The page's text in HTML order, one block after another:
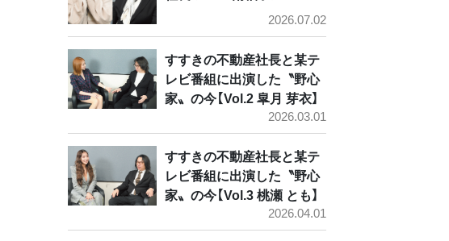
2026.07.02
すすきの不動産社長と某テ
レビ番組に出演した〝野心
家〟の今【Vol.2 皐月 芽衣】
2026.03.01
すすきの不動産社長と某テ
レビ番組に出演した〝野心
家〟の今【Vol.3 桃瀬 とも】
2026.04.01